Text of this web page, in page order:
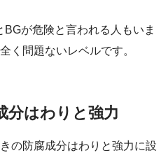
が危険と言われる人もいま
く問題ないレベルです。
分はわりと強力
の防腐成分はわりと強力に設